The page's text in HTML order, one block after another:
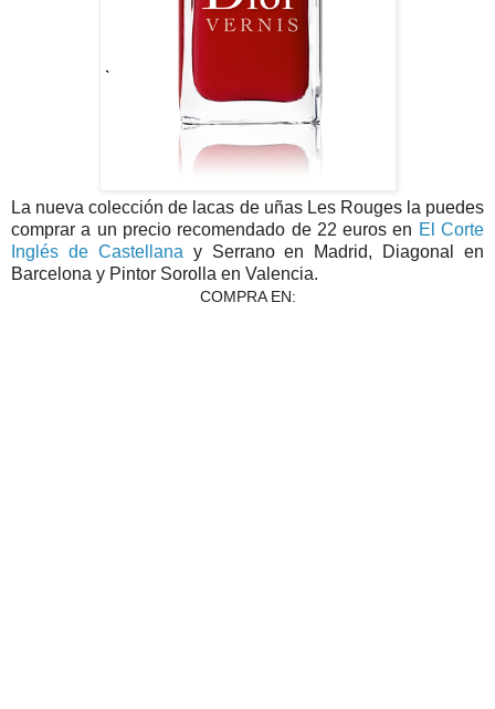
La nueva colección de lacas de uñas Les Rouges la puedes
comprar a un precio recomendado de 22 euros en El Corte
Inglés de Castellana y Serrano en Madrid, Diagonal en
Barcelona y Pintor Sorolla en Valencia.
COMPRA EN: